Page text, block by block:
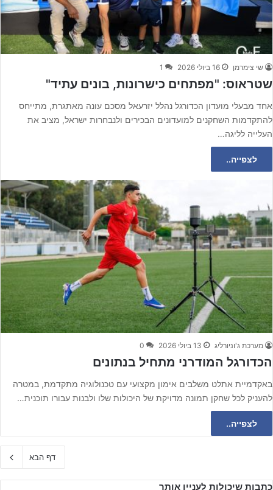
שי צימרמן 16 ביולי 2026 1
שטראוס: "מפתחים כישרונות, בונים עתיד"
אחד מבעלי מועדון הכדורגל נהלל יזרעאל מסכם עונה מאתגרת, מתייחס
להתקדמות השחקנים למועדונים הבכירים ולנבחרות ישראל, מציב את
העלייה לליגה…
לצפייה..
מערכת ג'וניורליג 13 ביולי 2026 0
הכדורגל המודרני מתחיל בנתונים
באקדמיית אתלט משלבים אימון מקצועי עם טכנולוגיה מתקדמת, במטרה
להעניק לכל שחקן תמונה מדויקת של היכולות שלו ולבנות עבורו תוכנית…
לצפייה..
דף הבא
כתבות שיכולות לעניין אותך